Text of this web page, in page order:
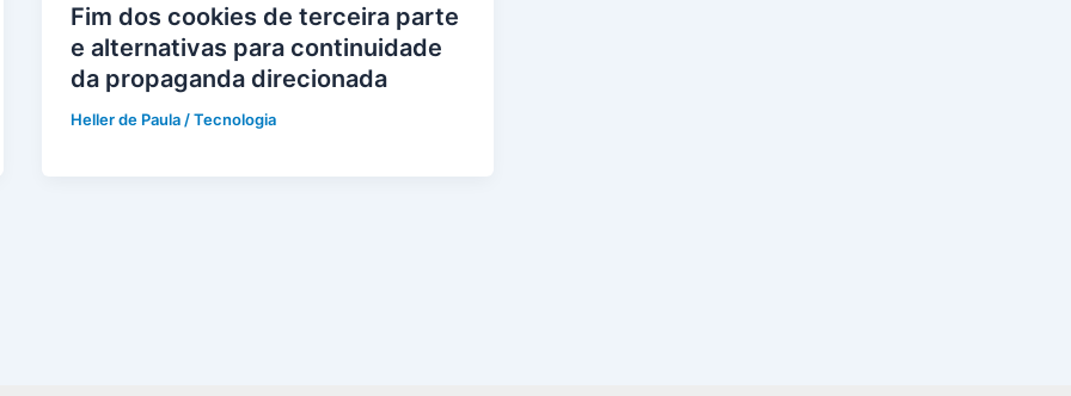
Fim dos cookies de terceira parte
e alternativas para continuidade
da propaganda direcionada
Heller de Paula /Tecnologia